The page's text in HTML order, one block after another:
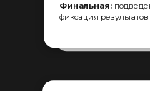
Финальная:
фиксация